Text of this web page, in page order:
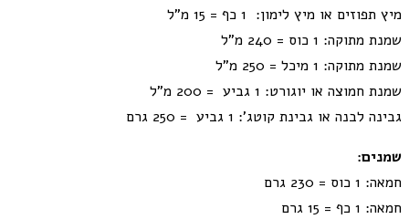
מיץ תפוזים או מיץ לימון: 1 כף = 15 מ"ל
שמנת מתוקה: 1 כוס = 240 מ"ל
שמנת מתוקה: 1 מיכל = 250 מ"ל
שמנת חמוצה או יוגורט: 1 גביע = 200 מ"ל
גבינה לבנה או גבינת קוטג’: 1 גביע = 250 גרם
שמנים:
חמאה: 1 כוס = 230 גרם
חמאה: 1 כף = 15 גרם